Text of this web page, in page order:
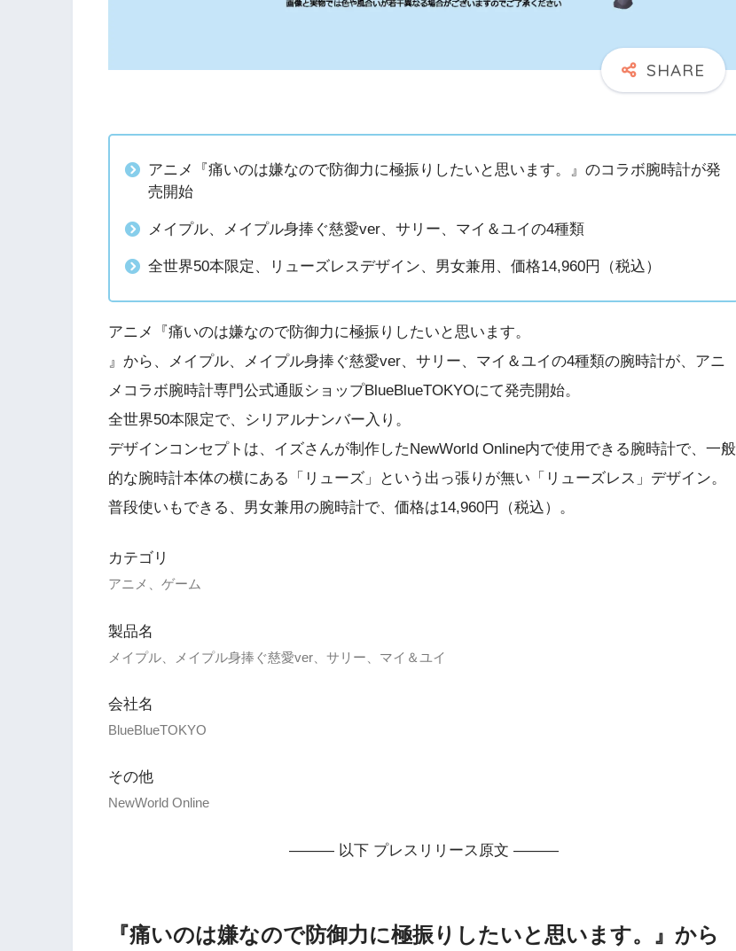
アニメ『痛いのは嫌なので防御力に極振りしたいと思います。』のコラボ腕時計が発
売開始
メイプル、メイプル身捧ぐ慈愛ver、サリー、マイ＆ユイの4種類
全世界50本限定、リューズレスデザイン、男女兼用、価格14,960円（税込）
アニメ『痛いのは嫌なので防御力に極振りしたいと思います。
』から、メイプル、メイプル身捧ぐ慈愛ver、サリー、マイ＆ユイの4種類の腕時計が、アニ
メコラボ腕時計専門公式通販ショップBlueBlueTOKYOにて発売開始。
全世界50本限定で、シリアルナンバー入り。
デザインコンセプトは、イズさんが制作したNewWorld Online内で使用できる腕時計で、一般
的な腕時計本体の横にある「リューズ」という出っ張りが無い「リューズレス」デザイン。
普段使いもできる、男女兼用の腕時計で、価格は14,960円（税込）。
カテゴリ
アニメ、ゲーム
製品名
メイプル、メイプル身捧ぐ慈愛ver、サリー、マイ＆ユイ
会社名
BlueBlueTOKYO
その他
NewWorld Online
——— 以下 プレスリリース原文 ———
『痛いのは嫌なので防御力に極振りしたいと思います。』から